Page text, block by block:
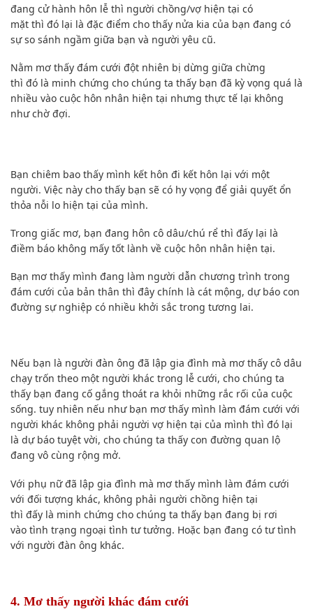
đang cử hành hôn lễ thì người chồng/vợ hiện tại có
mặt thì đó lại là đặc điểm cho thấy nửa kia của bạn đang có
sự so sánh ngầm giữa bạn và người yêu cũ.
Nằm mơ thấy đám cưới đột nhiên bị dừng giữa chừng
thì đó là minh chứng cho chúng ta thấy bạn đã kỳ vọng quá là
nhiều vào cuộc hôn nhân hiện tại nhưng thực tế lại không
nhưchờ đợi.
Bạn chiêm bao thấy mình kết hôn đi kết hôn lại với một
người. Việc này cho thấy bạn sẽ có hy vọng để giải quyết ổn
thỏa nỗi lo hiện tại của mình.
Trong giấc mơ, bạn đang hôn cô dâu/chú rể thì đấy lại là
điềm báo không mấy tốt lành về cuộc hôn nhân hiện tại.
Bạn mơ thấy mình đang làm người dẫn chương trình trong
đám cưới của bản thân thì đây chính là cát mộng, dự báo con
đường sự nghiệp có nhiều khởi sắc trong tương lai.
Nếu bạn là người đàn ông đã lập gia đình mà mơ thấy cô dâu
chạy trốn theo một người khác trong lễ cưới, cho chúng ta
thấy bạn đang cố gắng thoát ra khỏi những rắc rối của cuộc
sống. tuy nhiên nếu như bạn mơ thấy mình làm đám cưới với
người khác không phải người vợ hiện tại của mình thì đó lại
là dự báo tuyệt vời, cho chúng ta thấy con đường quan lộ
đang vô cùng rộng mở.
Với phụ nữ đã lập gia đình mà mơ thấy mình làm đám cưới
với đối tượng khác, không phải người chồng hiện tại
thì đấy là minh chứng cho chúng ta thấy bạn đang bị rơi
vào tình trạng ngoại tình tư tưởng. Hoặc bạn đang có tư tình
với người đàn ông khác.
4. Mơ thấy người khác đám cưới